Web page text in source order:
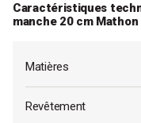
Caractéristiques
manche 20 cm Mathon
Matières
Revêtement